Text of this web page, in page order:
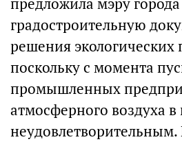
предложила мэру
градостроительную
решения экологических
поскольку с момента
промышленных
атмосферного воздуха в
неудовлетворительным.